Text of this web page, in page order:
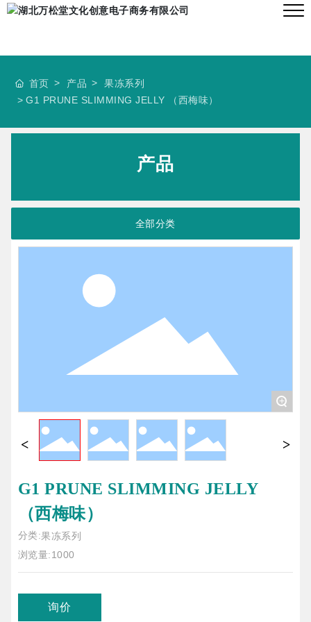
首页 产品
果冻系列
G1 PRUNE SLIMMING JELLY （西梅味）
产品
全部分类
+
G1 PRUNE SLIMMING JELLY
（西梅味）
分类:果冻系列
浏览量: 1000
询价